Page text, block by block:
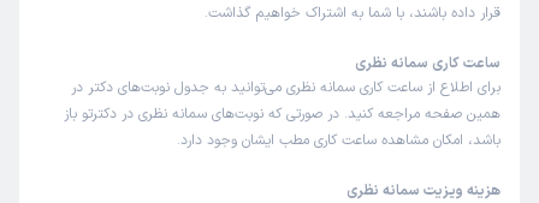
قرار داده باشند، با شما به اشتراک خواهیم گذاشت.
ساعت کاری سمانه نظری
برای اطلاع از ساعت کاری سمانه نظری می‌توانید به جدول نوبت‌های دکتر در
همین صفحه مراجعه کنید. در صورتی که نوبت‌های سمانه نظری در دکترتو باز
باشد، امکان مشاهده ساعت کاری مطب ایشان وجود دارد.
هزینه ویزیت سمانه نظری